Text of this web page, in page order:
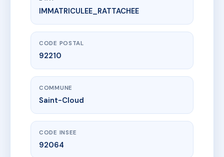
www.vme.plus/AE5338280
SDC 14 RUE DE L'ÉGLISE À SAINT-CLOUD
14 r de l'eglise92210 Saint-Cloud
IMMATRICULEE_RATTACHEE
CODE POSTAL
92210
COMMUNE
Saint-Cloud
CODE INSEE
92064